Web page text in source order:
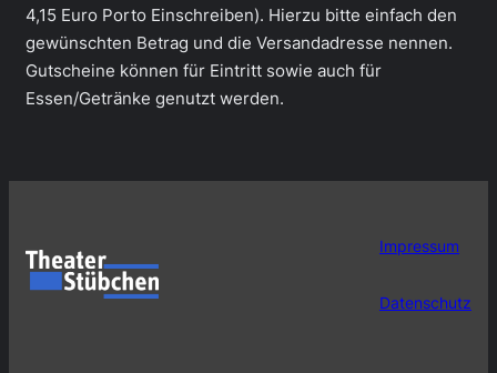
4,15 Euro Porto Einschreiben). Hierzu bitte einfach den
gewünschten Betrag und die Versandadresse nennen.
Gutscheine können für Eintritt sowie auch für
Essen/Getränke genutzt werden.
Impressum
Datenschutz